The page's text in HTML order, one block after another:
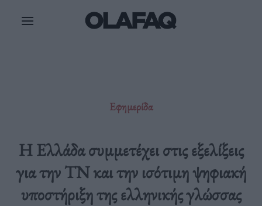
Εφημερίδα
Η Ελλάδα συμμετέχει στις εξελίξεις
για την ΤΝ και την ισότιμη ψηφιακή
υποστήριξη της ελληνικής γλώσσας